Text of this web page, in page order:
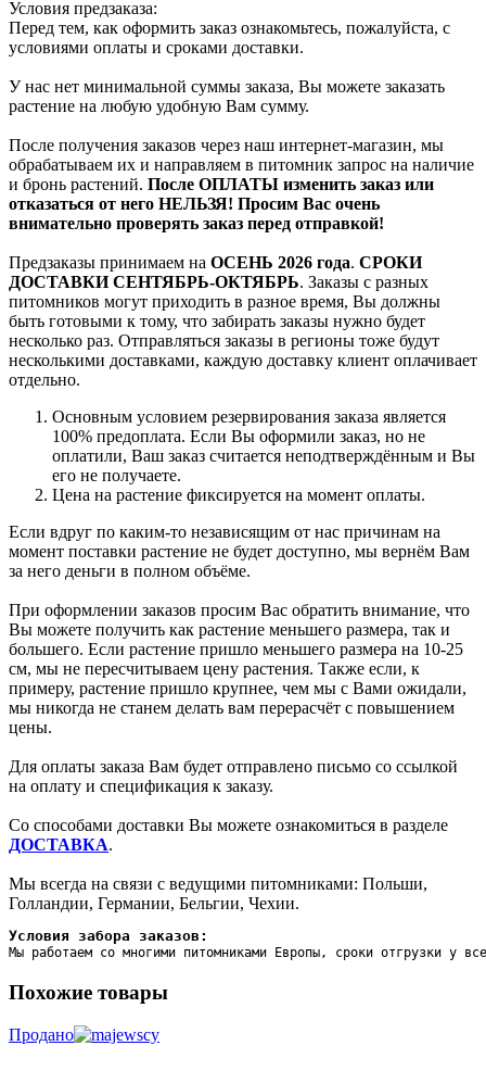
Условия предзаказа:
Перед тем, как оформить заказ ознакомьтесь, пожалуйста, с
условиями оплаты и сроками доставки.
У нас нет минимальной суммы заказа, Вы можете заказать
растение на любую удобную Вам сумму.
После получения заказов через наш интернет-магазин, мы
обрабатываем их и направляем в питомник запрос на наличие
и бронь растений. После ОПЛАТЫ изменить заказ или
отказаться от него НЕЛЬЗЯ! Просим Вас очень
внимательно проверять заказ перед отправкой!
Предзаказы принимаем на ОСЕНЬ 2026 года. СРОКИ
ДОСТАВКИ СЕНТЯБРЬ-ОКТЯБРЬ. Заказы с разных
питомников могут приходить в разное время, Вы должны
быть готовыми к тому, что забирать заказы нужно будет
несколько раз. Отправляться заказы в регионы тоже будут
несколькими доставками, каждую доставку клиент оплачивает
отдельно.
Основным условием резервирования заказа является
100% предоплата. Если Вы оформили заказ, но не
оплатили, Ваш заказ считается неподтверждённым и Вы
его не получаете.
Цена на растение фиксируется на момент оплаты.
Если вдруг по каким-то независящим от нас причинам на
момент поставки растение не будет доступно, мы вернём Вам
за него деньги в полном объёме.
При оформлении заказов просим Вас обратить внимание, что
Вы можете получить как растение меньшего размера, так и
большего. Если растение пришло меньшего размера на 10-25
см, мы не пересчитываем цену растения. Также если, к
примеру, растение пришло крупнее, чем мы с Вами ожидали,
мы никогда не станем делать вам перерасчёт с повышением
цены.
Для оплаты заказа Вам будет отправлено письмо со ссылкой
на оплату и спецификация к заказу.
Со способами доставки Вы можете ознакомиться в разделе
ДОСТАВКА.
Мы всегда на связи с ведущими питомниками: Польши,
Голландии, Германии, Бельгии, Чехии.
Условия забора заказов:
Мы работаем со многими питомниками Европы, сроки отгрузки у
Похожие товары
Продано